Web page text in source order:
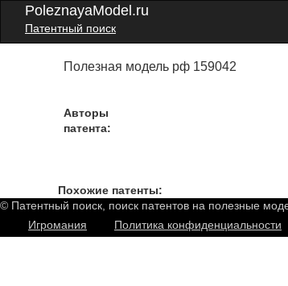
PoleznayaModel.ru
Патентный поиск
Полезная модель рф 159042
Авторы
патента:
Похожие патенты:
© Патентный поиск, поиск патентов на полезные
Игромания
Политика конфиденциальности